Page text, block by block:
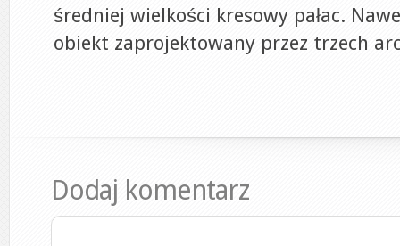
średniej wielkości kresowy pałac.
obiekt zaprojektowany przez trzech
Dodaj komentarz